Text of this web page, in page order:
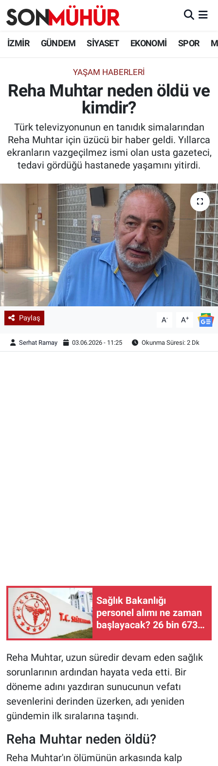
İZMİR GÜNDEM SİYASET EKONOMİ SPOR
YAŞAM HABERLERI
Reha Muhtar neden öldü ve
kimdir?
Türk televizyonunun en tanıdık simalarından
Reha Muhtar için üzücü bir haber geldi. Yıllarca
ekranların vazgeçilmez ismi olan usta gazeteci,
tedavi gördüğü hastanede yaşamını yitirdi.
Paylaş A- A+
Serhat Ramay 03.06.2026 - 11:25 Okunma Süresi: 2 Dk
Sağlık Bakanlığı
personel alımı ne zaman
başlayacak? 26 bin 673
Reha Muhtar, uzun süredir devam eden sağlık
sorunlarının ardından hayata veda etti. Bir
döneme adını yazdıran sunucunun vefatı
sevenlerini derinden üzerken, adı yeniden
gündemin ilk sıralarına taşındı.
Reha Muhtar neden öldü?
Reha Muhtar'ın ölümünün arkasında kalp
İzmir Nöbetçi Eczaneler
İzmir Namaz Vakitleri
İzmir Trafik Yoğunluk Haritası
Süper Lig Puan Durumu ve Fikstür
Tüm Manşetler
Son Dakika Haberleri
Haber Arşivi